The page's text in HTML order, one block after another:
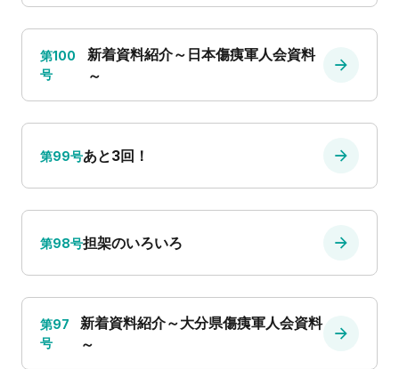
第100
号
新着資料紹介～日本傷痍軍人会資料
～
第99号あと3回！
第98号担架のいろいろ
第97
号
新着資料紹介～大分県傷痍軍人会資料
～